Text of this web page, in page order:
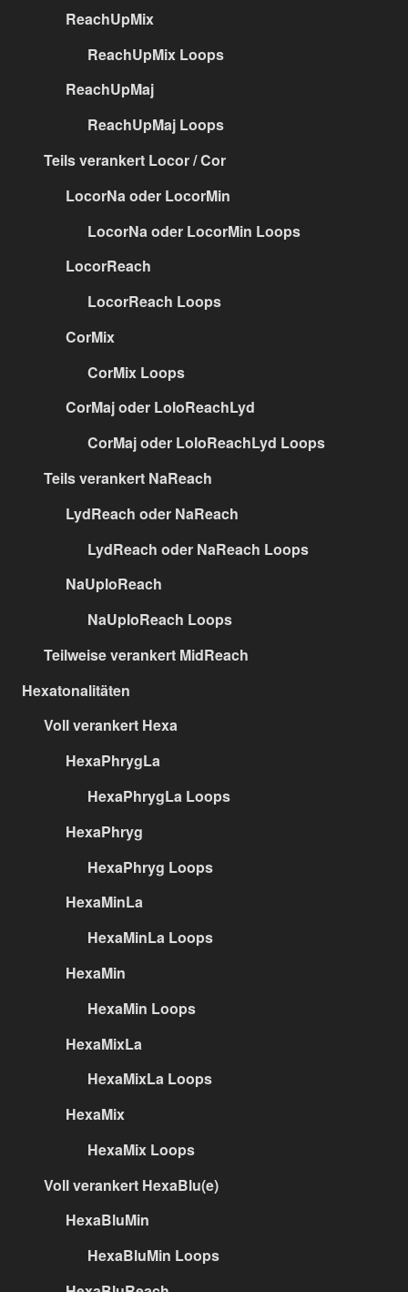
ReachUpMix
ReachUpMix Loops
ReachUpMaj
ReachUpMaj Loops
Teils verankert Locor / Cor
LocorNa oder LocorMin
LocorNa oder LocorMin Loops
LocorReach
LocorReach Loops
CorMix
CorMix Loops
CorMaj oder LoloReachLyd
CorMaj oder LoloReachLyd Loops
Teils verankert NaReach
LydReach oder NaReach
LydReach oder NaReach Loops
NaUploReach
NaUploReach Loops
Teilweise verankert MidReach
Hexatonalitäten
Voll verankert Hexa
HexaPhrygLa
HexaPhrygLa Loops
HexaPhryg
HexaPhryg Loops
HexaMinLa
HexaMinLa Loops
HexaMin
HexaMin Loops
HexaMixLa
HexaMixLa Loops
HexaMix
HexaMix Loops
Voll verankert HexaBlu(e)
HexaBluMin
HexaBluMin Loops